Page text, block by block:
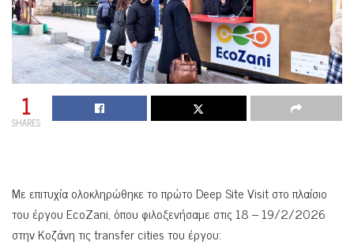
1
SHARES
Με επιτυχία ολοκληρώθηκε το πρώτο Deep Site Visit στο πλαίσιο
του έργου EcoZani, όπου φιλοξενήσαμε στις 18 – 19/2/2026
στην Κοζάνη τις transfer cities του έργου: